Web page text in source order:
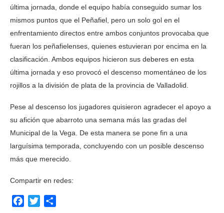
última jornada, donde el equipo había conseguido sumar los
mismos puntos que el Peñafiel, pero un solo gol en el
enfrentamiento directos entre ambos conjuntos provocaba que
fueran los peñafielenses, quienes estuvieran por encima en la
clasificación. Ambos equipos hicieron sus deberes en esta
última jornada y eso provocó el descenso momentáneo de los
rojillos a la división de plata de la provincia de Valladolid.
Pese al descenso los jugadores quisieron agradecer el apoyo a
su afición que abarroto una semana más las gradas del
Municipal de la Vega. De esta manera se pone fin a una
larguísima temporada, concluyendo con un posible descenso
más que merecido.
Compartir en redes:
Facebook
Twitter